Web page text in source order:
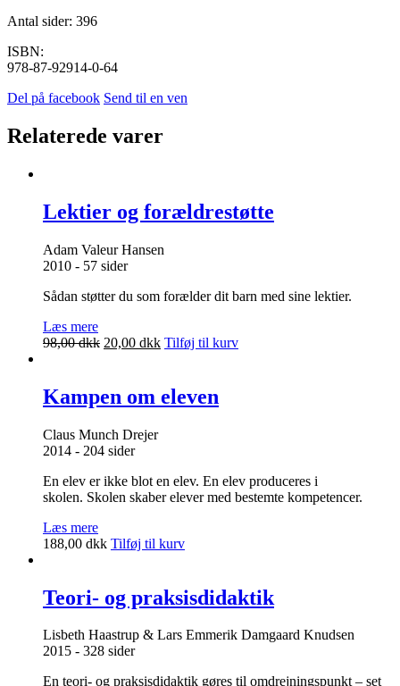
Antal sider: 396
ISBN:
978-87-92914-0-64
Del på facebook Send til en ven
Relaterede varer
Lektier og forældrestøtte
Adam Valeur Hansen
2010 - 57 sider
Sådan støtter du som forælder dit barn med sine lektier.
Læs mere
98,00dkk Den
98,00 dkk.
20,00 dkkDen
er:
20,00 dkk.
Tilføj til kurv
Kampen om eleven
Claus Munch Drejer
2014 - 204 sider
En elev er ikke blot en elev. En elev produceres i
skolen. Skolen skaber elever med bestemte kompetencer.
Læs mere
188,00 dkk Tilføj til kurv
Teori- og praksisdidaktik
Lisbeth Haastrup & Lars Emmerik Damgaard Knudsen
2015 - 328 sider
En teori- og praksisdidaktik gøres til omdrejningspunkt – set